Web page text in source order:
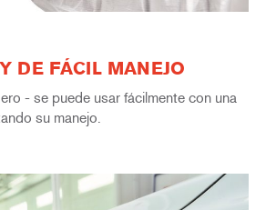
DE FÁCIL MANEJO
- se puede usar fácilmente con una
su manejo.